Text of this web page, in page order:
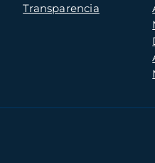
Transparencia